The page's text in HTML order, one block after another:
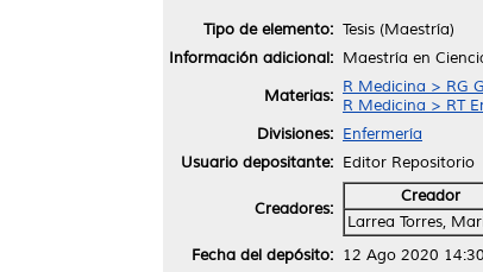
Tipo de elemento: Tesis (Maestría)
Información adicional: Maestría en
Materias: R Medicina > RG
R Medicina > RT
Divisiones: Enfermería
Usuario depositante: Editor Repositorio
Creadores:
Creador
Larrea Torres,
Fecha del depósito: 12 Ago 2020 14:30